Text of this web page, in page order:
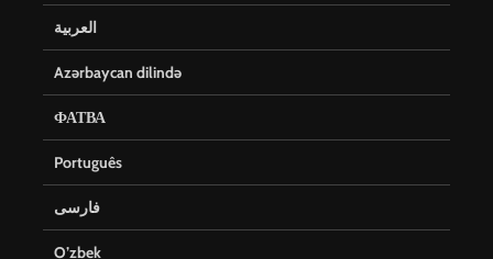
العربية
Azərbaycan dilində
ФАТВА
Português
فارسی
O’zbek